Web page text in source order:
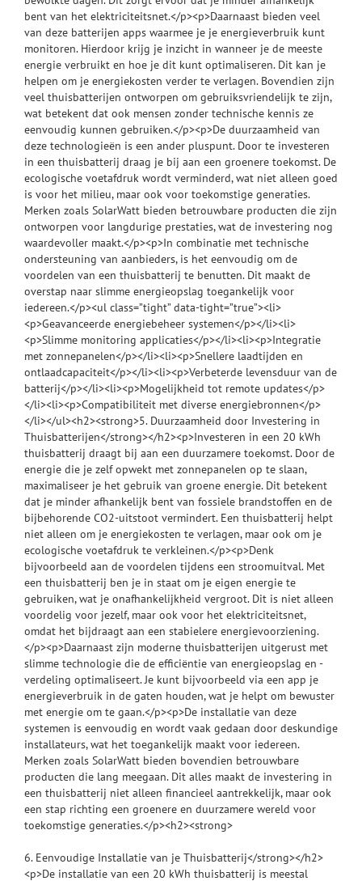
bent van het elektriciteitsnet.</p><p>Daarnaast bieden veel
van deze batterijen apps waarmee je je energieverbruik kunt
monitoren. Hierdoor krijg je inzicht in wanneer je de meeste
energie verbruikt en hoe je dit kunt optimaliseren. Dit kan je
helpen om je energiekosten verder te verlagen. Bovendien zijn
veel thuisbatterijen ontworpen om gebruiksvriendelijk te zijn,
wat betekent dat ook mensen zonder technische kennis ze
eenvoudig kunnen gebruiken.</p><p>De duurzaamheid van
deze technologieën is een ander pluspunt. Door te investeren
in een thuisbatterij draag je bij aan een groenere toekomst. De
ecologische voetafdruk wordt verminderd, wat niet alleen goed
is voor het milieu, maar ook voor toekomstige generaties.
Merken zoals SolarWatt bieden betrouwbare producten die zijn
ontworpen voor langdurige prestaties, wat de investering nog
waardevoller maakt.</p><p>In combinatie met technische
ondersteuning van aanbieders, is het eenvoudig om de
voordelen van een thuisbatterij te benutten. Dit maakt de
overstap naar slimme energieopslag toegankelijk voor
iedereen.</p><ul class=”tight” data-tight=”true”><li>
<p>Geavanceerde energiebeheer systemen</p></li><li>
<p>Slimme monitoring applicaties</p></li><li><p>Integratie
met zonnepanelen</p></li><li><p>Snellere laadtijden en
ontlaadcapaciteit</p></li><li><p>Verbeterde levensduur van de
batterij</p></li><li><p>Mogelijkheid tot remote updates</p>
</li><li><p>Compatibiliteit met diverse energiebronnen</p>
</li></ul><h2><strong>5. Duurzaamheid door Investering in
Thuisbatterijen</strong></h2><p>Investeren in een 20 kWh
thuisbatterij draagt bij aan een duurzamere toekomst. Door de
energie die je zelf opwekt met zonnepanelen op te slaan,
maximaliseer je het gebruik van groene energie. Dit betekent
dat je minder afhankelijk bent van fossiele brandstoffen en de
bijbehorende CO2-uitstoot vermindert. Een thuisbatterij helpt
niet alleen om je energiekosten te verlagen, maar ook om je
ecologische voetafdruk te verkleinen.</p><p>Denk
bijvoorbeeld aan de voordelen tijdens een stroomuitval. Met
een thuisbatterij ben je in staat om je eigen energie te
gebruiken, wat je onafhankelijkheid vergroot. Dit is niet alleen
voordelig voor jezelf, maar ook voor het elektriciteitsnet,
omdat het bijdraagt aan een stabielere energievoorziening.
</p><p>Daarnaast zijn moderne thuisbatterijen uitgerust met
slimme technologie die de efficiëntie van energieopslag en -
verdeling optimaliseert. Je kunt bijvoorbeeld via een app je
energieverbruik in de gaten houden, wat je helpt om bewuster
met energie om te gaan.</p><p>De installatie van deze
systemen is eenvoudig en wordt vaak gedaan door deskundige
installateurs, wat het toegankelijk maakt voor iedereen.
Merken zoals SolarWatt bieden bovendien betrouwbare
producten die lang meegaan. Dit alles maakt de investering in
een thuisbatterij niet alleen financieel aantrekkelijk, maar ook
een stap richting een groenere en duurzamere wereld voor
toekomstige generaties.</p><h2><strong>
6. Eenvoudige Installatie van je Thuisbatterij</strong></h2>
<p>De installatie van een 20 kWh thuisbatterij is meestal